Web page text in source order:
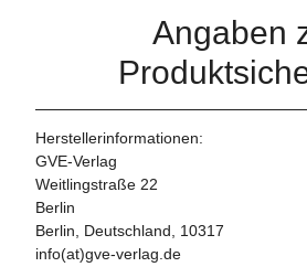
Angaben
Herstellerinformationen:
GVE-Verlag
Weitlingstraße 22
Berlin
Berlin, Deutschland, 10317
info(at)gve-verlag.de